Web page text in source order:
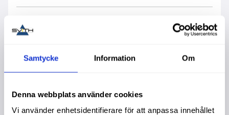
Samtycke Information Om
Denna webbplats använder cookies
Vi använder enhetsidentifierare för att anpassa innehållet